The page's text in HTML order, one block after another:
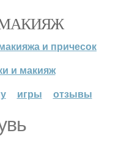
и причесок
и макияж
игры отзывы